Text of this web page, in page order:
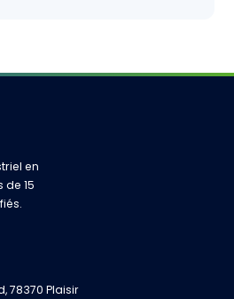
en
15
78370 Plaisir